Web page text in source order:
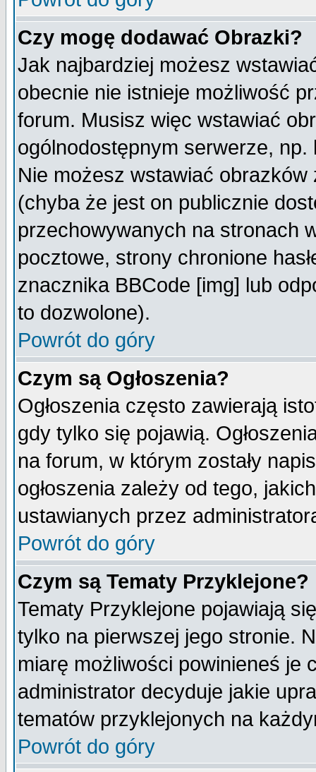
Czy mogę dodawać Obrazki?
Jak najbardziej możesz
obecnie nie istnieje możliwość
forum. Musisz więc wstawiać
ogólnodostępnym serwerze,
Nie możesz wstawiać
(chyba że jest on publicznie
przechowywanych na stronach
pocztowe, strony chronione
znacznika BBCode [img] lub
to dozwolone).
Powrót do góry
Czym są Ogłoszenia?
Ogłoszenia często zawierają
gdy tylko się pojawią.
na forum, w którym zostały
ogłoszenia zależy od tego,
ustawianych przez
Powrót do góry
Czym są Tematy Przyklejone?
Tematy Przyklejone pojawiają
tylko na pierwszej jego stronie.
miarę możliwości powinieneś je
administrator decyduje jakie
tematów przyklejonych na
Powrót do góry